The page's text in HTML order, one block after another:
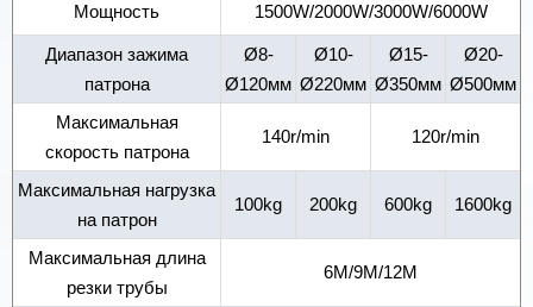
Мощность 1500W/2000W/3000W/6000W
Диапазон зажима
патрона
Ø8-
Ø120мм
Ø10-
Ø220мм
Ø15-
Ø350мм
Ø20-
Ø500мм
Максимальная
скорость патрона
140r/min 120r/min
Максимальная нагрузка
на патрон
100kg 200kg 600kg 1600kg
Максимальная длина
резки трубы
6M/9M/12M